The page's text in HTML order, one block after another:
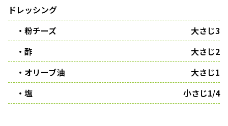
ドレッシング
・粉チーズ
大さじ3
・酢
大さじ2
・オリーブ油
大さじ1
・塩
小さじ1/4